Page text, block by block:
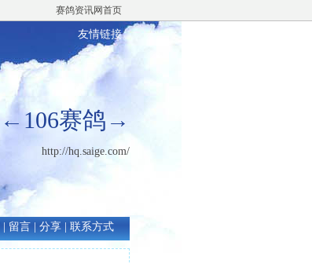
赛鸽资讯网首页
友情链接
←106赛鸽→
http://hq.saige.com/
留言 分享 联系方式